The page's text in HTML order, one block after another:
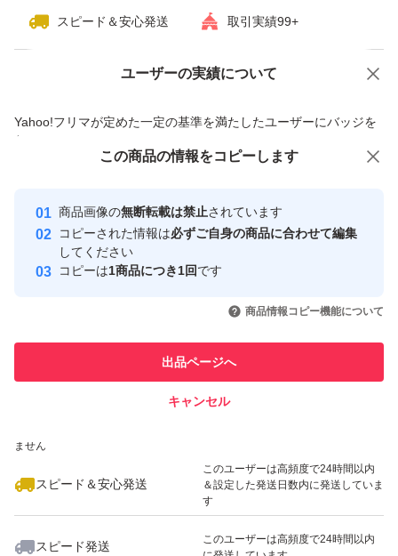
スピード＆安心発送 取引実績99+
ユーザーの実績について
Yahoo!フリマが定めた一定の基準を満たしたユーザーにバッジを
付与しています
安心取引出品者
心・安全なユーザーです
取引実績
引を完了させた実績があります
での取引実績があります
ません
スピード＆安心発送
このユーザーは高頻度で24時間以内
＆設定した発送日数内に発送していま
す
スピード発送
このユーザーは高頻度で24時間以内
価格の相談 商品への質問
この商品の情報をコピーします
商品画像の無断転載は禁止されています
コピーされた情報は必ずご自身の商品に合わせて編集
してください
コピーは1商品につき1回です
商品情報コピー機能について
出品ページへ
キャンセル
この商品をみている人にオススメ